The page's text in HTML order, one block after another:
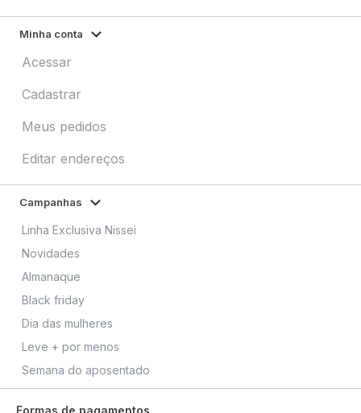
Minha conta
Acessar
Cadastrar
Meus pedidos
Editar endereços
Campanhas
Linha Exclusiva Nissei
Novidades
Almanaque
Black friday
Dia das mulheres
Leve + por menos
Semana do aposentado
Formas de pagamentos